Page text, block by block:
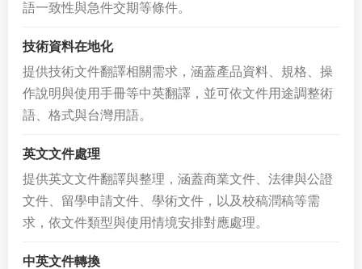
語一致性與急件交期等條件。
技術資料在地化
提供技術文件翻譯相關需求，涵蓋產品資料、規格、操
作說明與使用手冊等中英翻譯，並可依文件用途調整術
語、格式與台灣用語。
英文文件處理
提供英文文件翻譯與整理，涵蓋商業文件、法律與公證
文件、留學申請文件、學術文件，以及校稿潤稿等需
求，依文件類型與使用情境安排對應處理。
中英文件轉換